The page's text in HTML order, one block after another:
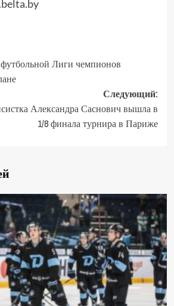
Лиги чемпионов
Следующий:
Александра Саснович вышла в
1/8 финала турнира в Париже